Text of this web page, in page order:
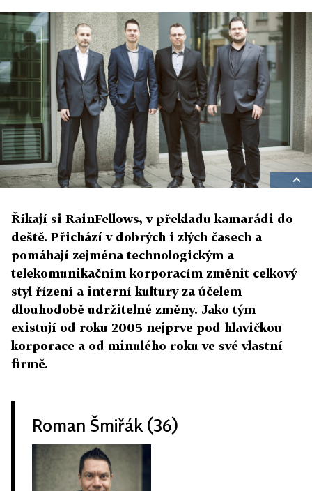
Říkají si RainFellows, v překladu kamarádi do
deště. Přichází v dobrých i zlých časech a
pomáhají zejména technologickým a
telekomunikačním korporacím změnit celkový
styl řízení a interní kultury za účelem
dlouhodobě udržitelné změny. Jako tým
existují od roku 2005 nejprve pod hlavičkou
korporace a od minulého roku ve své vlastní
firmě.
Roman Šmiřák (36)